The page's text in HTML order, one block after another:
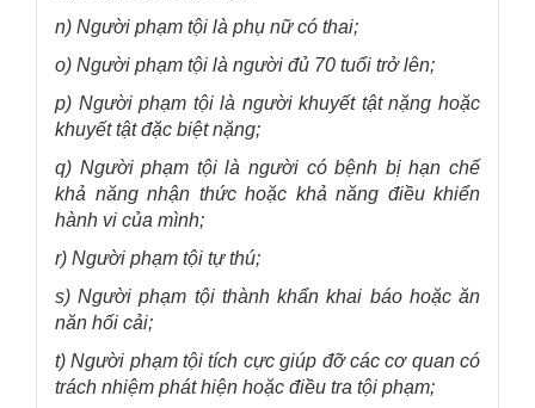
n) Người phạm tội là phụ nữ có thai;
o) Người phạm tội là người đủ 70 tuổi trở lên;
p) Người phạm tội là người khuyết tật nặng hoặc
khuyết tật đặc biệt nặng;
q) Người phạm tội là người có bệnh bị hạn chế
khả năng nhận thức hoặc khả năng điều khiển
hành vi của mình;
r) Người phạm tội tự thú;
s) Người phạm tội thành khẩn khai báo hoặc ăn
năn hối cải;
t) Người phạm tội tích cực giúp đỡ các cơ quan có
trách nhiệm phát hiện hoặc điều tra tội phạm;